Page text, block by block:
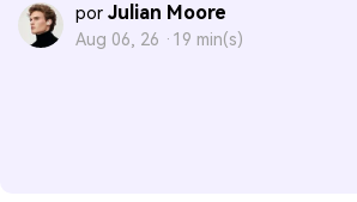
por Julian Moore
Aug 06, 26 · 19 min(s)